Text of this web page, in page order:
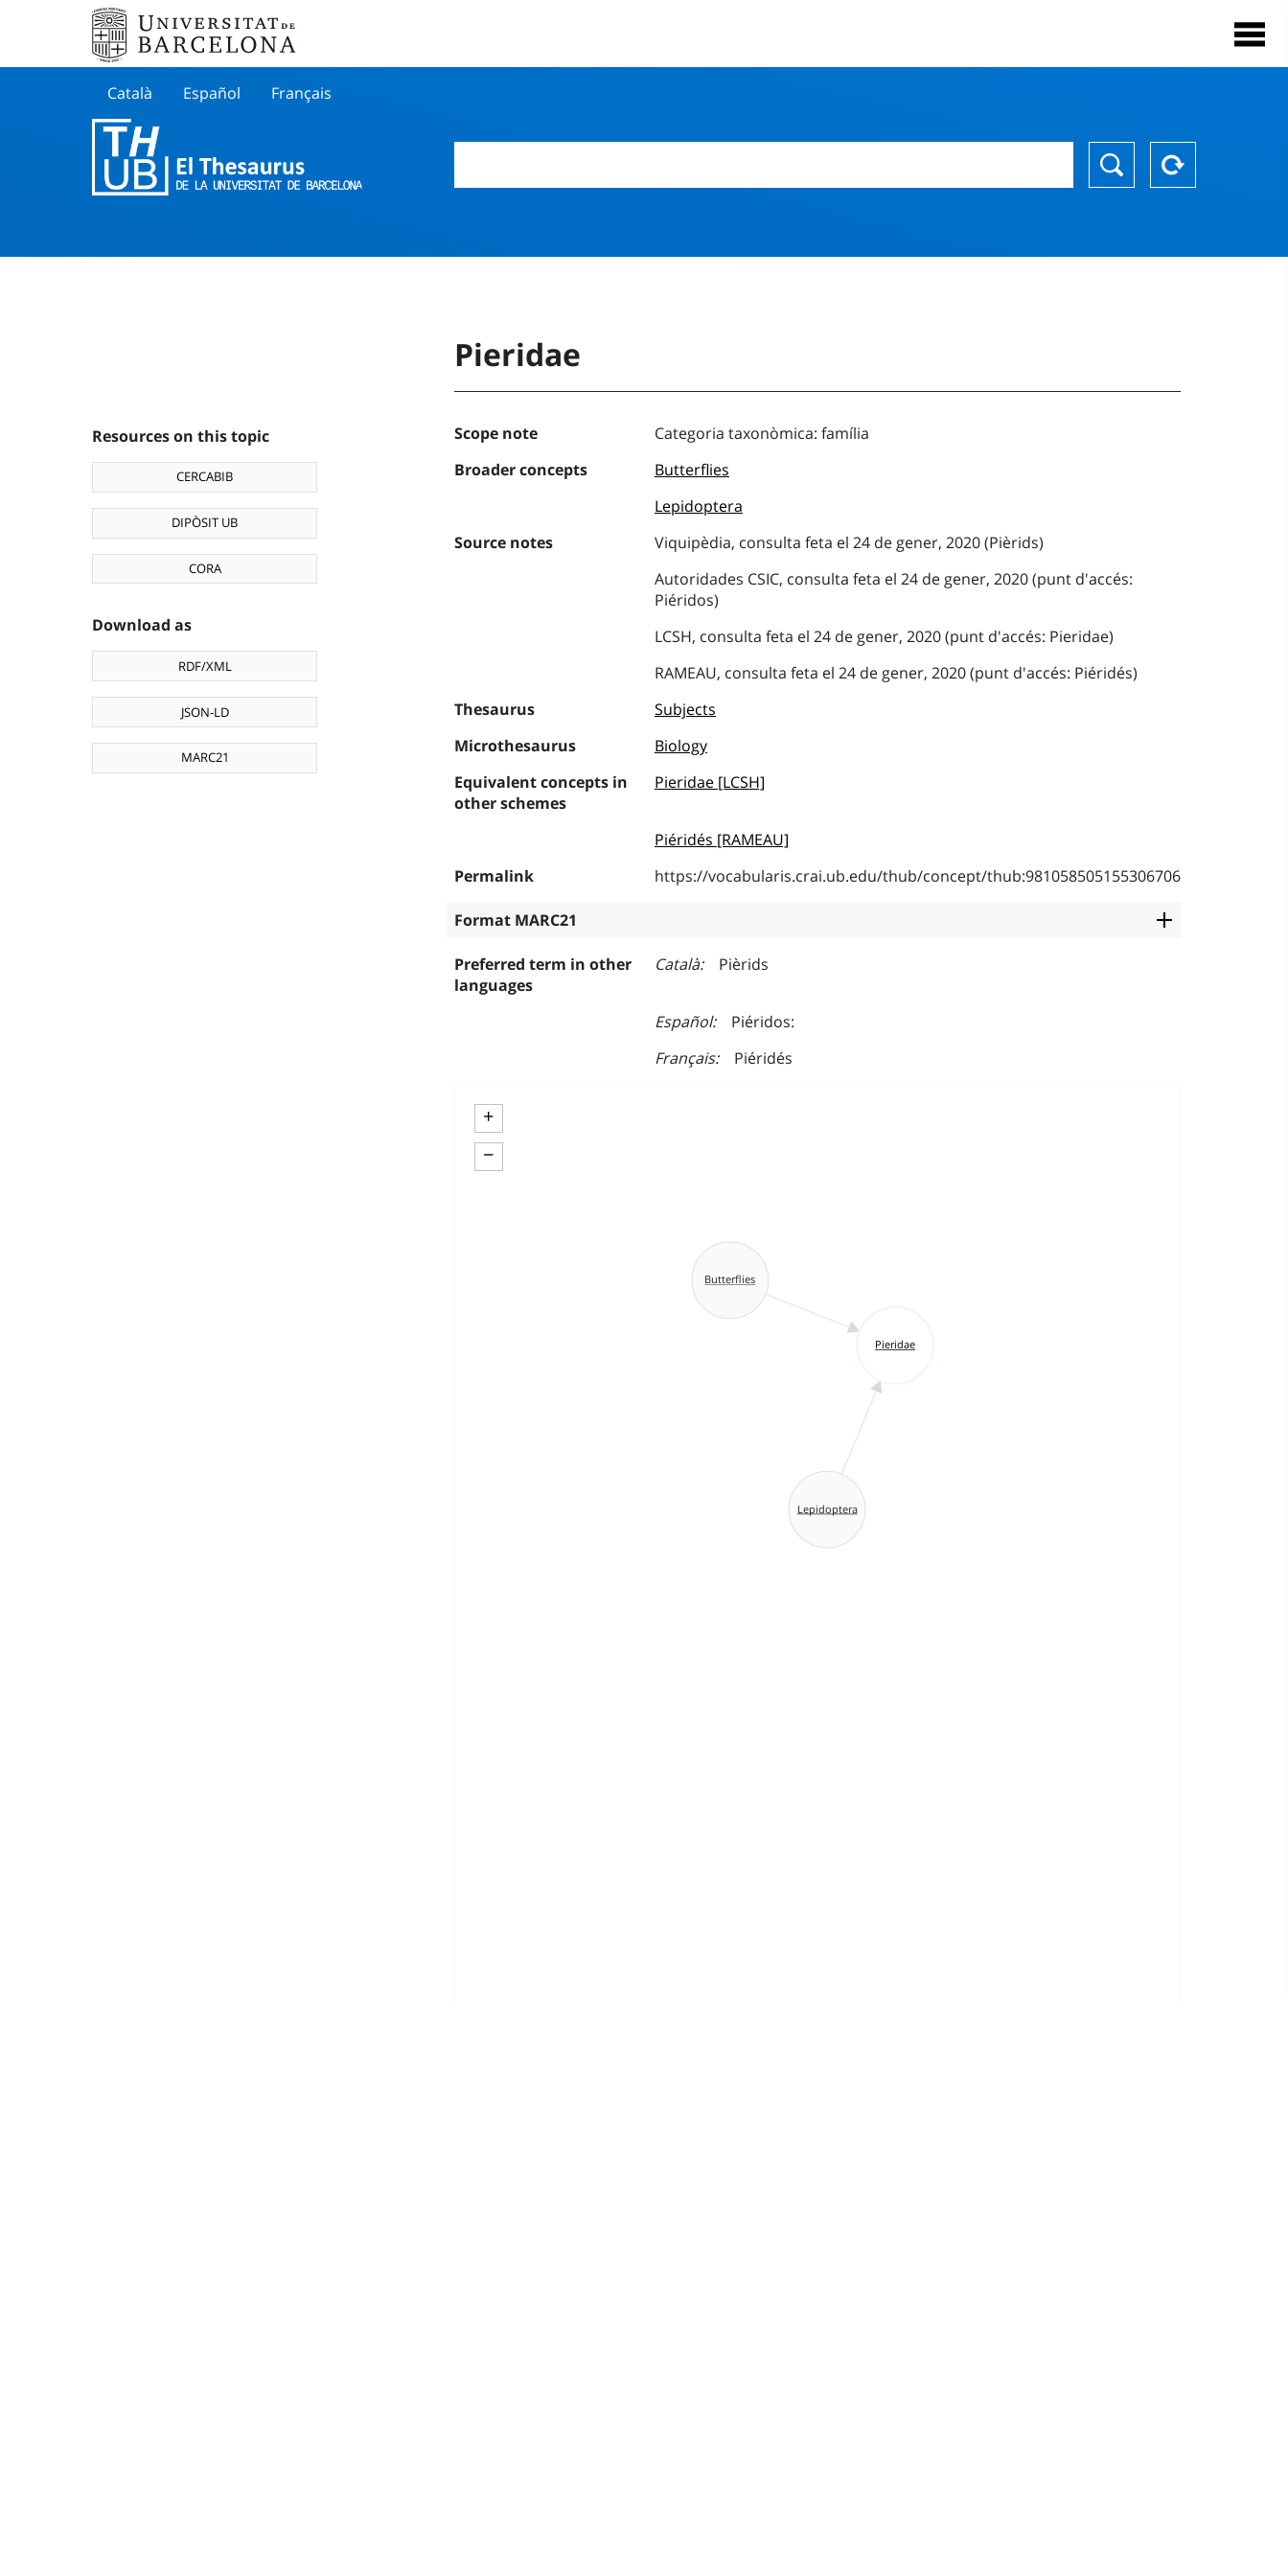
Català Español Français
Resources on this topic
CERCABIB
DIPÒSIT UB
CORA
Download as
RDF/XML
JSON-LD
MARC21
Pieridae
Scope note
Categoria taxonòmica: família
Broader concepts
Butterflies
Lepidoptera
Source notes
Viquipèdia, consulta feta el 24 de gener, 2020 (Pièrids)
Autoridades CSIC, consulta feta el 24 de gener, 2020 (punt d'accés:
Piéridos)
LCSH, consulta feta el 24 de gener, 2020 (punt d'accés: Pieridae)
RAMEAU, consulta feta el 24 de gener, 2020 (punt d'accés: Piéridés)
Thesaurus
Subjects
Microthesaurus
Biology
Equivalent concepts in
other schemes
Pieridae [LCSH]
Piéridés [RAMEAU]
Permalink
https://vocabularis.crai.ub.edu/thub/concept/thub:981058505155306706
Format MARC21
Preferred term in other
languages
Català Pièrids
Español
Piéridos:
Français
Piéridés
+
−
Pieridae
Lepidoptera
Butterflies